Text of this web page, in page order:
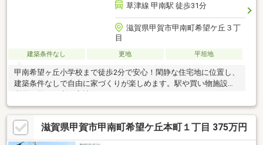
草津線 甲南駅 徒歩31分
滋賀県甲賀市甲南町希望ケ丘３丁
目
建築条件なし 更地 平坦地
甲南希望ヶ丘小学校まで徒歩2分で安心！閑静な住宅地に位置し、
建築条件なしで自由に家づくりが楽しめます。駅や買い物施設も
利用可能な便利な立地です。
滋賀県甲賀市甲南町希望ケ丘本町１丁目 375万円